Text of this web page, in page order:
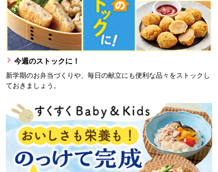
今週のストックに！
新学期のお弁当づくりや、毎日の献立にも便利な品々をストックし
ておきましょう。